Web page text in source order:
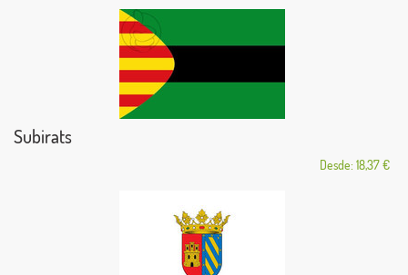
Subirats
Desde: 18,37 €